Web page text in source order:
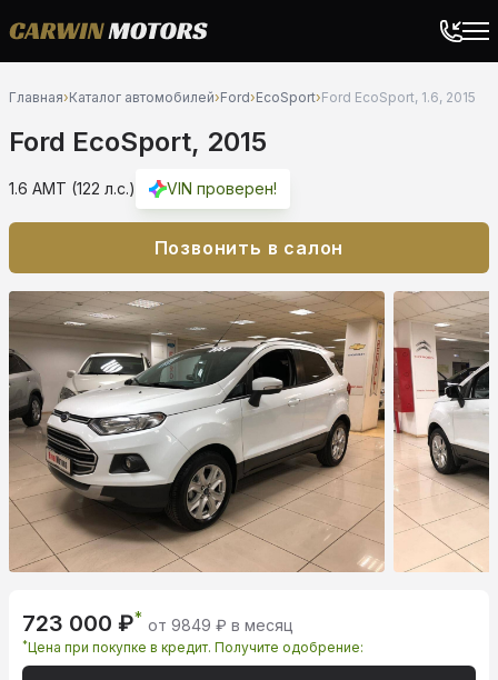
Главная›Каталог автомобилей›Ford›EcoSport›Ford EcoSport, 1.6, 2015
Ford EcoSport, 2015
1.6 AMT (122 л.с.) VIN проверен!
Позвонить в салон
723 000 ₽* от 9849 ₽ в месяц
*Цена при покупке в кредит. Получите одобрение: